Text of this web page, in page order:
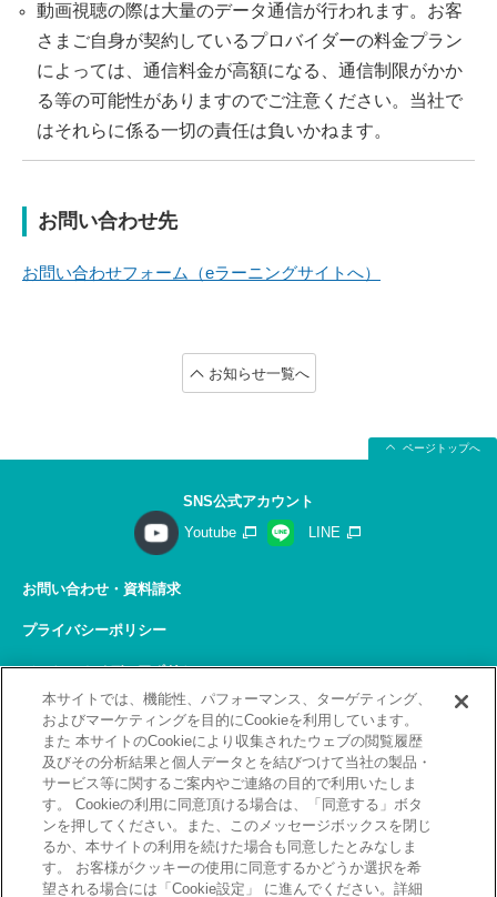
動画視聴の際は大量のデータ通信が行われます。お客
さまご自身が契約しているプロバイダーの料金プラン
によっては、通信料金が高額になる、通信制限がかか
る等の可能性がありますのでご注意ください。当社で
はそれらに係る一切の責任は負いかねます。
お問い合わせ先
お問い合わせフォーム（eラーニングサイトへ）
お知らせ一覧へ
ページトップへ
SNS公式アカウント
Youtube
LINE
お問い合わせ・資料請求
プライバシーポリシー
ソーシャルメディアポリシー
サイトの利用について
サイトマップ
関連リンク
採用情報
Copyright(C) 2026 Kobelco Training Services Co,.Ltd.
本サイトでは、機能性、パフォーマンス、ターゲティング、
およびマーケティングを目的にCookieを利用しています。
また 本サイトのCookieにより収集されたウェブの閲覧履歴
及びその分析結果と個人データとを結びつけて当社の製品・
サービス等に関するご案内やご連絡の目的で利用いたしま
す。 Cookieの利用に同意頂ける場合は、「同意する」ボタ
ンを押してください。また、このメッセージボックスを閉じ
るか、本サイトの利用を続けた場合も同意したとみなしま
す。 お客様がクッキーの使用に同意するかどうか選択を希
望される場合には「Cookie設定」 に進んでください。詳細